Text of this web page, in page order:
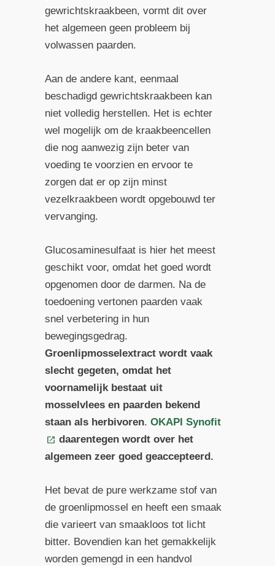
gewrichtskraakbeen, vormt dit over
het algemeen geen probleem bij
volwassen paarden.
Aan de andere kant, eenmaal
beschadigd gewrichtskraakbeen kan
niet volledig herstellen. Het is echter
wel mogelijk om de kraakbeencellen
die nog aanwezig zijn beter van
voeding te voorzien en ervoor te
zorgen dat er op zijn minst
vezelkraakbeen wordt opgebouwd ter
vervanging.
Glucosaminesulfaat is hier het meest
geschikt voor, omdat het goed wordt
opgenomen door de darmen. Na de
toedoening vertonen paarden vaak
snel verbetering in hun
bewegingsgedrag.
Groenlipmosselextract wordt vaak
slecht gegeten, omdat het
voornamelijk bestaat uit
mosselvlees en paarden bekend
staan als herbivoren. OKAPI Synofit
daarentegen wordt over het
algemeen zeer goed geaccepteerd.
Het bevat de pure werkzame stof van
de groenlipmossel en heeft een smaak
die varieert van smaakloos tot licht
bitter. Bovendien kan het gemakkelijk
worden gemengd in een handvol